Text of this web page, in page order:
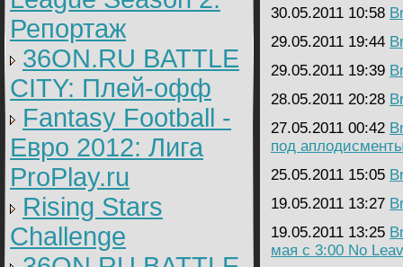
Репортаж
36ON.RU BATTLE
CITY: Плей-офф
Fantasy Football -
Евро 2012: Лига
ProPlay.ru
Rising Stars
Challenge
30.05.2011 10:58
29.05.2011 19:44
29.05.2011 19:39
28.05.2011 20:28
27.05.2011 00:42
под
25.05.2011 15:05
19.05.2011 13:27
19.05.2011 13:25
мая с 3:00 No